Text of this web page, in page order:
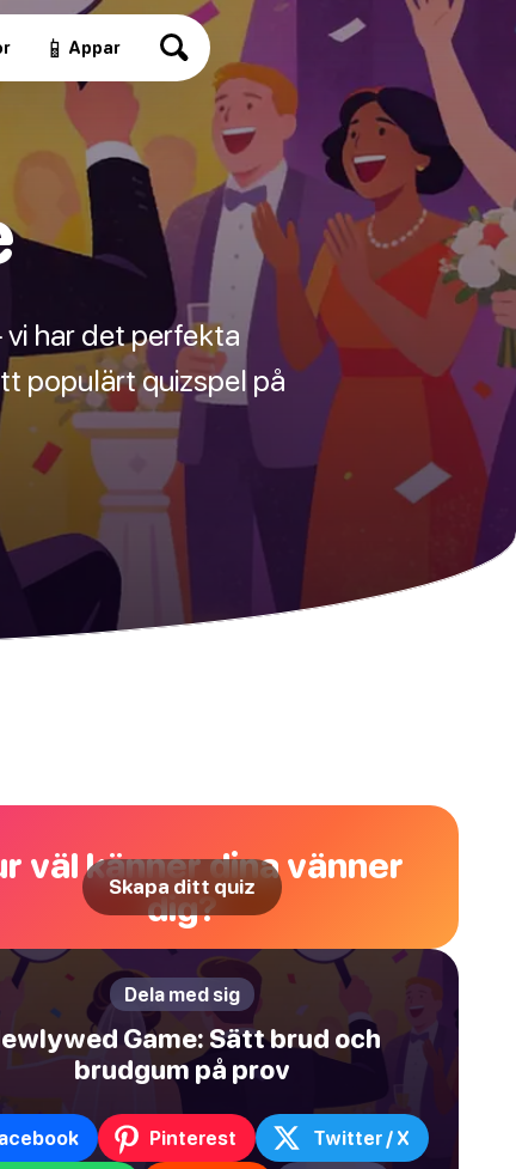
📱 Appar
har det perfekta
populärt quizspel på
väl känner dina vänner
dig?
Skapa ditt quiz
Dela med sig
Game: Sätt brud och
brudgum på prov
Pinterest Twitter / X